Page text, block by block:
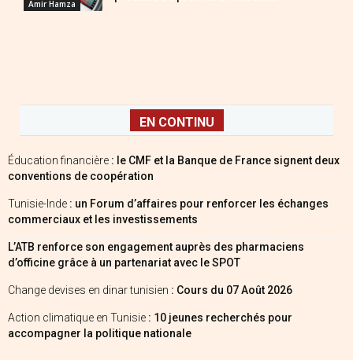
Amir Hamza
EN CONTINU
Éducation financière : le CMF et la Banque de France signent deux
conventions de coopération
Tunisie-Inde : un Forum d’affaires pour renforcer les échanges
commerciaux et les investissements
L’ATB renforce son engagement auprès des pharmaciens
d’officine grâce à un partenariat avec le SPOT
Change devises en dinar tunisien : Cours du 07 Août 2026
Action climatique en Tunisie : 10 jeunes recherchés pour
accompagner la politique nationale